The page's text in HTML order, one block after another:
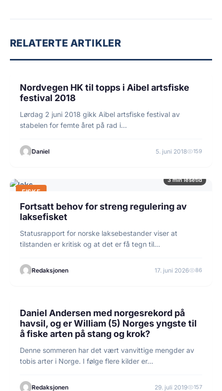
RELATERTE ARTIKLER
ARTSFISKE
3 min lesetid
Nordvegen HK til topps i Aibel artsfiske
festival 2018
Lørdag 2 juni 2018 gikk Aibel artsfiske festival av
stabelen for femte året på rad i…
Daniel 5. juni 2018 159
FISKE
3 min lesetid
Fortsatt behov for streng regulering av
laksefisket
Statusrapport for norske laksebestander viser at
tilstanden er kritisk og at det er få tegn til…
Redaksjonen 17. juni 2026 86
ARTSFISKE
Daniel Andersen med norgesrekord på
havsil, og er William (5) Norges yngste til
å fiske arten på stang og krok?
Denne sommeren har det vært vanvittige mengder av
tobis arter i Norge. I følge flere kilder er…
Redaksjonen 29. juli 2019 157